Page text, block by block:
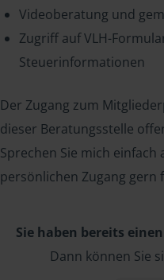
Videoberatung und
Zugriff auf VLH-
Steuerinformationen
Der Zugang zum
dieser Beratungsstelle
Sprechen Sie mich einfach
persönlichen Zugang gern
Sie haben bereits
Dann können Sie